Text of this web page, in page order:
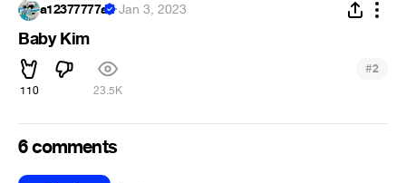
a12377777a ·Jan 3, 2023
Baby Kim
110 23.5K
#2
6 comments